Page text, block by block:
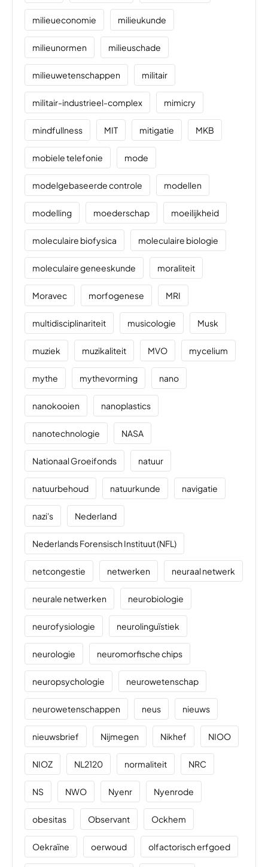
milieueconomie milieukunde
milieunormen milieuschade
milieuwetenschappen militair
militair-industrieel-complex mimicry
mindfullness MIT mitigatie MKB
mobiele telefonie mode
modelgebaseerde controle modellen
modelling moederschap moeilijkheid
moleculaire biofysica moleculaire biologie
moleculaire geneeskunde moraliteit
Moravec morfogenese MRI
multidisciplinariteit musicologie Musk
muziek muzikaliteit MVO mycelium
mythe mythevorming nano
nanokooien nanoplastics
nanotechnologie NASA
Nationaal Groeifonds natuur
natuurbehoud natuurkunde navigatie
nazi's Nederland
Nederlands Forensisch Instituut (NFL)
netcongestie netwerken neuraal netwerk
neurale netwerken neurobiologie
neurofysiologie neurolinguïstiek
neurologie neuromorfische chips
neuropsychologie neurowetenschap
neurowetenschappen neus nieuws
nieuwsbrief Nijmegen Nikhef NIOO
NIOZ NL2120 normaliteit NRC
NS NWO Nyenr Nyenrode
obesitas Observant Ockhem
Oekraïne oerwoud olfactorisch erfgoed